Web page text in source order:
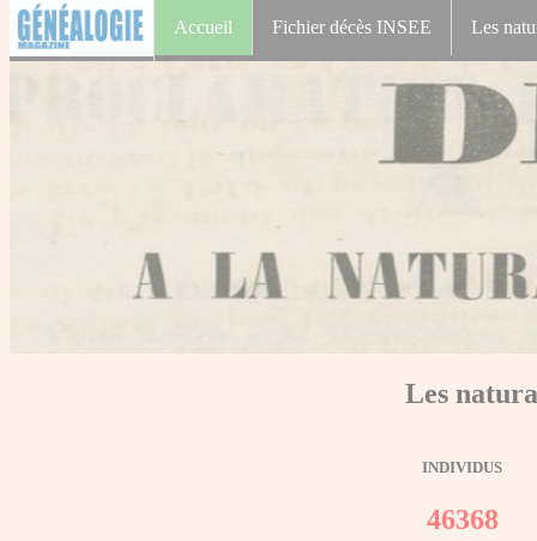
Accueil Fichier décès INSEE Les
Les
INDIVIDUS
46368